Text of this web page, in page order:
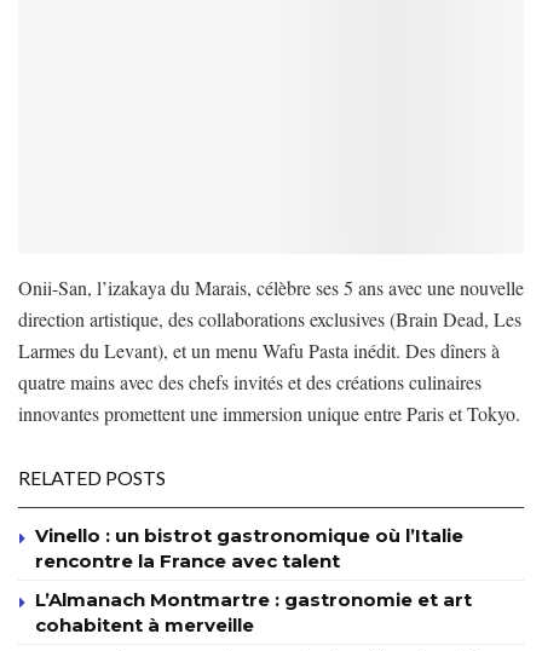
Onii-San, l’izakaya du Marais, célèbre ses 5 ans avec une nouvelle
direction artistique, des collaborations exclusives (Brain Dead, Les
Larmes du Levant), et un menu Wafu Pasta inédit. Des dîners à
quatre mains avec des chefs invités et des créations culinaires
innovantes promettent une immersion unique entre Paris et Tokyo.
RELATED POSTS
Vinello : un bistrot gastronomique où l’Italie
rencontre la France avec talent
L’Almanach Montmartre : gastronomie et art
cohabitent à merveille